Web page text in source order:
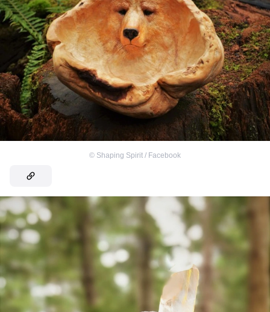
© Shaping Spirit / Facebook